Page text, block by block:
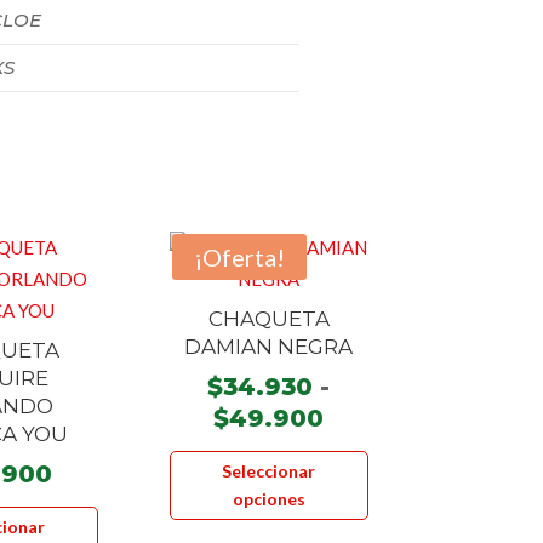
YOU
Este
¡Oferta!
CHAQUETA
DAMIAN NEGRA
$34.930 -
$49.900
de
desde
Seleccionar
opciones
Este
tiene